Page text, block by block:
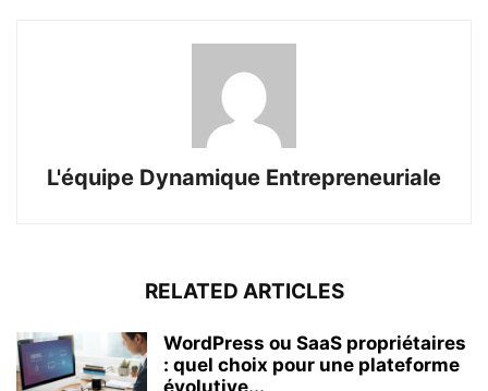
L'équipe Dynamique Entrepreneuriale
RELATED ARTICLES
WordPress ou SaaS propriétaires
: quel choix pour une plateforme
évolutive...